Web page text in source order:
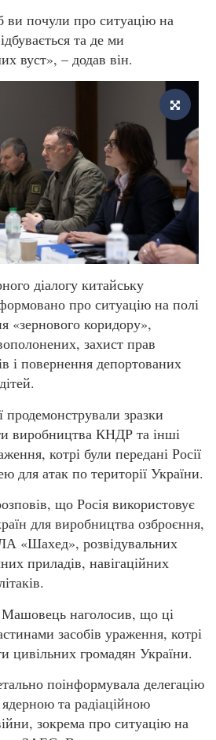
почули про ситуацію на
та де ми
вуст», – додав він.
діалогу китайську
про ситуацію на полі
«зернового коридору»,
захист прав
і повернення депортованих
продемонстрували зразки
виробництва КНДР та інші
котрі були передані Росії
для атак по території України.
що Росія використовує
для виробництва озброєння,
«Шахед», розвідувальних
приладів, навігаційних
Машовець наголосив, що ці
засобів ураження, котрі
цивільних громадян України.
поінформувала делегацію
та радіаційною
зокрема про ситуацію на